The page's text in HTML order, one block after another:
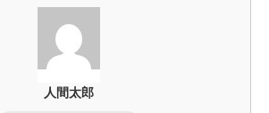
人間太郎